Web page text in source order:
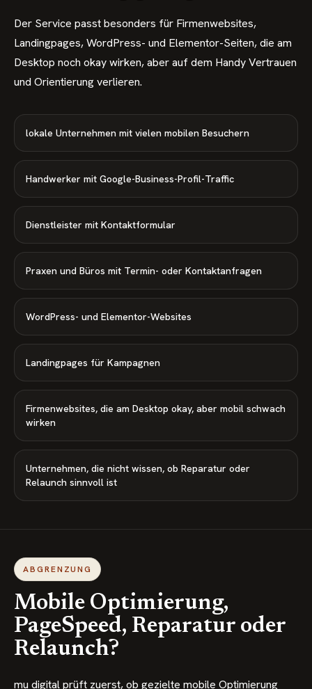
Der Service passt besonders für Firmenwebsites,
Landingpages, WordPress- und Elementor-Seiten, die am
Desktop noch okay wirken, aber auf dem Handy Vertrauen
und Orientierung verlieren.
lokale Unternehmen mit vielen mobilen Besuchern
Handwerker mit Google-Business-Profil-Traffic
Dienstleister mit Kontaktformular
Praxen und Büros mit Termin- oder Kontaktanfragen
WordPress- und Elementor-Websites
Landingpages für Kampagnen
Firmenwebsites, die am Desktop okay, aber mobil schwach
wirken
Unternehmen, die nicht wissen, ob Reparatur oder
Relaunch sinnvoll ist
ABGRENZUNG
Mobile Optimierung,
PageSpeed, Reparatur oder
Relaunch?
mu digital prüft zuerst, ob gezielte mobile Optimierung